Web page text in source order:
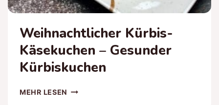
Weihnachtlicher Kürbis-
Käsekuchen – Gesunder
Kürbiskuchen
MEHR LESEN WEIHNACHTLICHER